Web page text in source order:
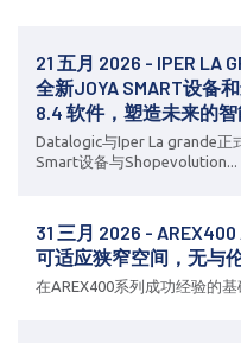
21 五月 2026 - IPER LA
全新JOYA SMART设备
8.4 软件，塑造未来的
Datalogic与Iper La grande正
Smart设备与Shopevolution...
31 三月 2026 -
可适应狭窄空间，无与
在AREX400系列成功经验的基